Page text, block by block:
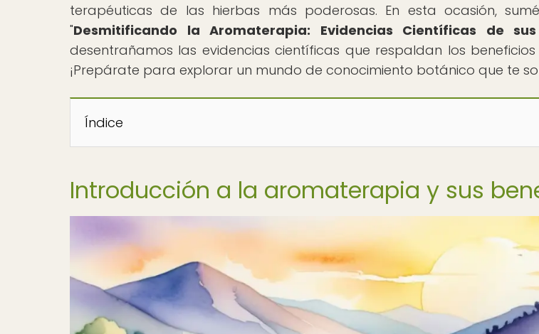
terapéuticas de las hierbas más poderosas. En esta ocasión,
"Desmitificando la Aromaterapia: Evidencias Científicas de
desentrañamos las evidencias científicas que respaldan los
¡Prepárate para explorar un mundo de conocimiento botánico que te
Índice
Introducción a la aromaterapia y sus